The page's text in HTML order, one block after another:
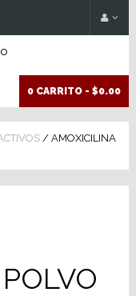
0 CARRITO - $0.00
/ AMOXICILINA